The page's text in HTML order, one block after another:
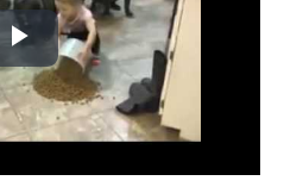
Play
Video